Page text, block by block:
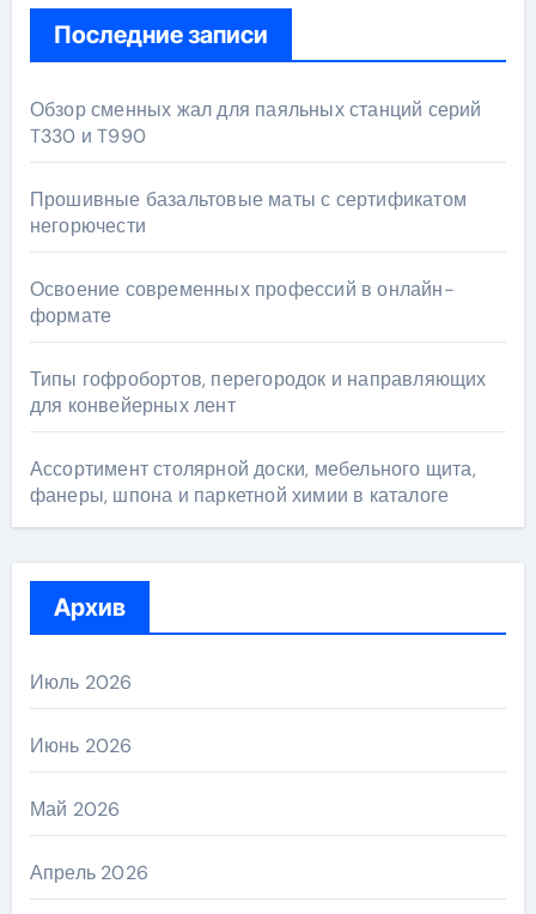
Последние записи
Обзор сменных жал для паяльных станций серий
T330 и T990
Прошивные базальтовые маты с сертификатом
негорючести
Освоение современных профессий в онлайн-
формате
Типы гофробортов, перегородок и направляющих
для конвейерных лент
Ассортимент столярной доски, мебельного щита,
фанеры, шпона и паркетной химии в каталоге
Архив
Июль 2026
Июнь 2026
Май 2026
Апрель 2026